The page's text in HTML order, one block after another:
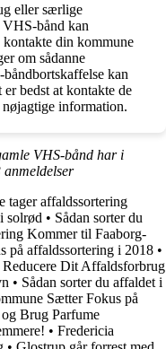
eller særlige
VHS-bånd kan
din kommune
om sådanne
kan
bedst at kontakte de
information.
VHS-bånd har i
anmeldelser
tager affaldssortering
solrød • Sådan sorter du
Kommer til Faaborg-
på affaldssortering i 2018 •
Dit Affaldsforbrug
• Sådan sorter du affaldet i
Sætter Fokus på
Brug Parfume
• Fredericia